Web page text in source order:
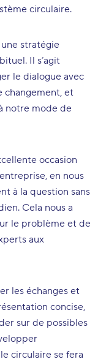
circulaire.
stratégie
Il s’agit
le dialogue avec
changement, et
notre mode de
occasion
en nous
à la question sans
Cela nous a
le problème et de
aux
les échanges et
concise,
sur de possibles
circulaire se fera